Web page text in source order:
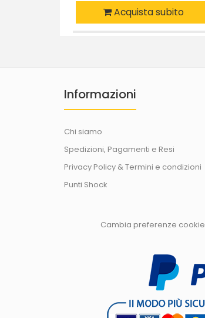
Acquista subito
Informazioni
Chi siamo
Spedizioni, Pagamenti e Resi
Privacy Policy & Termini e condizioni
Punti Shock
Cambia preferenze cookie